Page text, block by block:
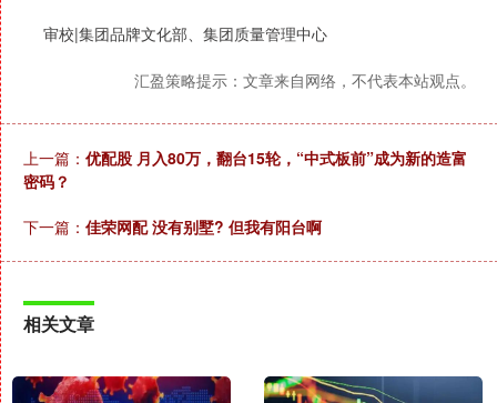
审校|集团品牌文化部、集团质量管理中心
汇盈策略提示：文章来自网络，不代表本站观点。
上一篇： 优配股 月入80万，翻台15轮，“中式板前”成为新的造富
密码？
下一篇： 佳荣网配 没有别墅? 但我有阳台啊
相关文章